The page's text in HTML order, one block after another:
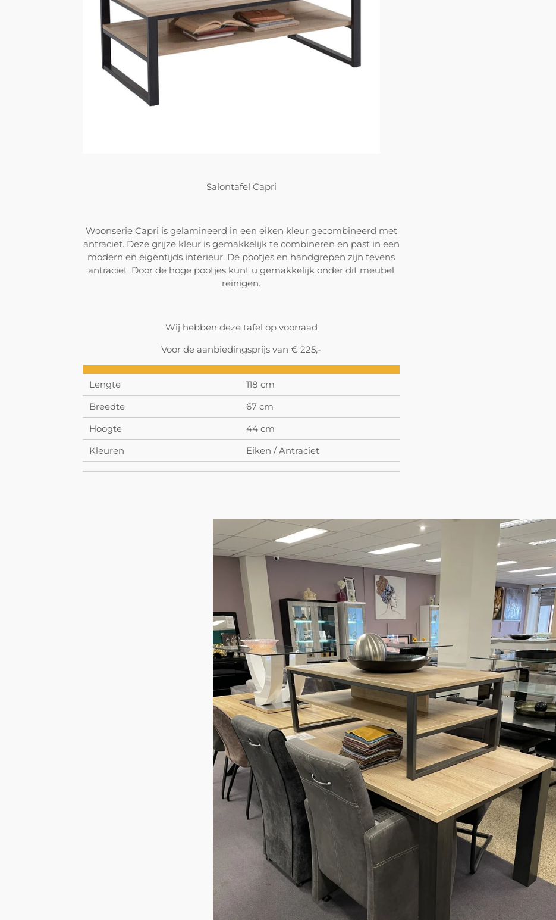
Salontafel Capri
Woonserie Capri is gelamineerd in een eiken kleur gecombineerd met
antraciet. Deze grijze kleur is gemakkelijk te combineren en past in een
modern en eigentijds interieur. De pootjes en handgrepen zijn tevens
antraciet. Door de hoge pootjes kunt u gemakkelijk onder dit meubel
reinigen.
Wij hebben deze tafel op voorraad
Voor de aanbiedingsprijs van € 225,-
Lengte
118 cm
Breedte
67 cm
Hoogte
44 cm
Kleuren
Eiken / Antraciet